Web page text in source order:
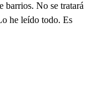
barrios. No se tratará
he leído todo. Es